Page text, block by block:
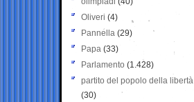
Oliveri (4)
Pannella (29)
Papa (33)
Parlamento (1.428)
partito del popolo della libertà
(30)